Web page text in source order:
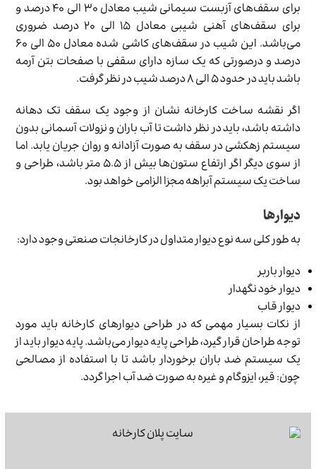
برای سقف‌های آزبست سیمانی شیب معادل ۳۰ الی ۴۰ درصد و
برای سقف‌های آهنی شیبی معادل ۱۵ الی ۲۰ درصد ضروری
می‌باشد. این شیب در سقف‌های کاشی شده معادل ۵۰ الی ۶۰
درصد و درصورتی که یک سازه دارای سقفی با صفحات بتن آرمه
باشد باید در حدود ۵ الی ۸ درصد شیب در نظر گرفت.
اگر نقشه ساخت کارخانه‌ نشان از وجود یک سقف‌ تک دهانه
داشته باشد، باید در نظر داشت تا آب باران و نزولات آسمانی بدون
سیستم زهکشی در سقف به صورت آزادانه و روان جریان یابد. اما
از سوی دیگر اگر ارتفاع ستون‌ها بیش از ۵.۵ متر باشد، طراحی و
ساخت یک سیستم آبراهه مجزا الزامی خواهد بود.
دیوارها
به طور کلی سه نوع دیوار متداول در کارخانجات صنعتی وجود دارد:
دیوار باربر
دیوار خود نگهدار
دیوار قاب
از نکات بسیار مهمی که در طراحی دیوارهای کارخانه باید مورد
توجه طراحان قرار گیرد، طراحی پایه دیوار می‌باشد. پایه دیوار باید از
یک سیستم ضد باران برخوردار باشد تا با استفاده از مصالحی
چون: قیر، ایزوگام و غیره به صورت ضد آب اجرا گردد.